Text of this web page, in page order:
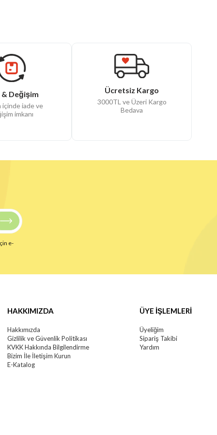
& Değişim
içinde iade ve
imkanı
Ücretsiz Kargo
3000TL ve Üzeri Kargo
Bedava
e-
HAKKIMIZDA
Hakkımızda
Gizlilik ve Güvenlik Politikası
KVKK Hakkında Bilgilendirme
Bizim İle İletişim Kurun
E-Katalog
ÜYE İŞLEMLERİ
Üyeliğim
Sipariş Takibi
Yardım